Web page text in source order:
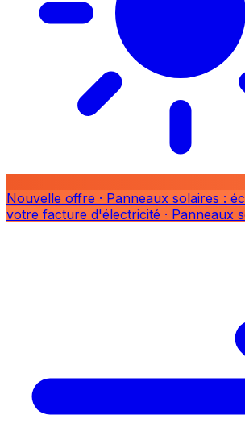
Nouvelle offre · Panneaux solaires :
votre facture d'électricité · Panneaux